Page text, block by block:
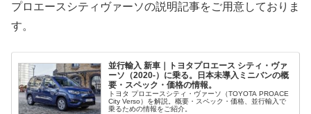
プロエースシティヴァーソの説明記事をご用意しておりま
す。
並行輸入 新車｜トヨタプロエース シティ・ヴァ
ーソ（2020-）に乗る。日本未導入ミニバンの概
要・スペック・価格の情報。
トヨタ プロエースシティ・ヴァーソ（TOYOTA PROACE
City Verso）を解説。概要・スペック・価格、並行輸入で
乗るための情報をご紹介。